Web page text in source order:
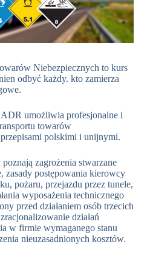
Niebezpiecznych to kurs
odbyć każdy. kto zamierza
ADR umożliwia profesjonalne i
towarów
polskimi i unijnymi.
zagrożenia stwarzane
zasady postępowania kierowcy
pożaru, przejazdu przez tunele,
wyposażenia technicznego
przed działaniem osób trzecich
działań
w firmie wymaganego stanu
nieuzasadnionych kosztów.